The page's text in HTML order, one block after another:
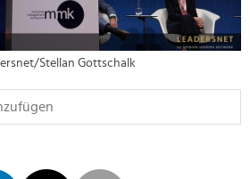
Stellan Gottschalk